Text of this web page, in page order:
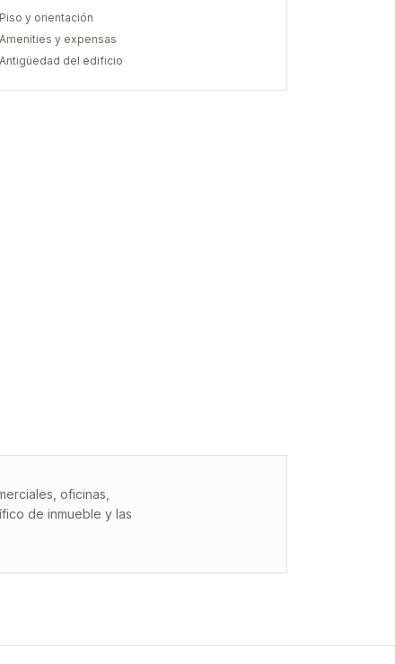
Piso y orientación
Amenities y expensas
Antigüedad del edificio
oficinas,
de inmueble y las